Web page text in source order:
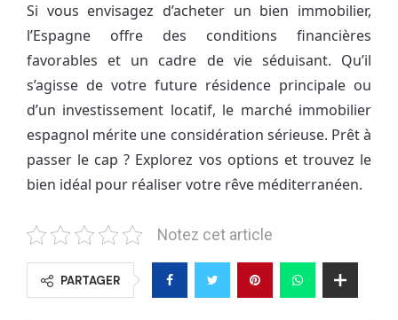
Si vous envisagez d’acheter un bien immobilier,
l’Espagne offre des conditions financières
favorables et un cadre de vie séduisant. Qu’il
s’agisse de votre future résidence principale ou
d’un investissement locatif, le marché immobilier
espagnol mérite une considération sérieuse. Prêt à
passer le cap ? Explorez vos options et trouvez le
bien idéal pour réaliser votre rêve méditerranéen.
Notez cet article
PARTAGER